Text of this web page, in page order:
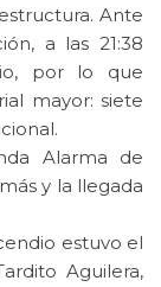
Ante
a las 21:38
por lo que
mayor: siete
Alarma de
y la llegada
estuvo el
Aguilera,